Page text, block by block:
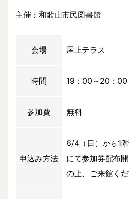
主催：和歌山市民図書館
会場 屋上テラス
時間 19：00～20：00
参加費 無料
申込み方法
6/4（日）から1
にて参加券配布
の上、ご来館くだ